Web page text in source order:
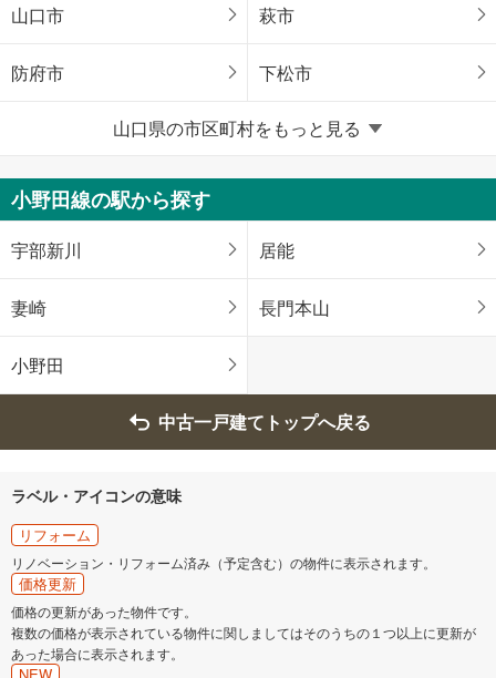
山口市 萩市
防府市 下松市
光市
長門市
美祢市 周南市
山陽小野田市 大島郡周防大島町
熊毛郡平生町
山口県の市区町村をもっと見る
小野田線の駅から探す
宇部新川 居能
妻崎 長門本山
小野田
中古一戸建てトップへ戻る
ラベル・アイコンの意味
リフォーム
リノベーション・リフォーム済み（予定含む）の物件に表示されます。
価格更新
価格の更新があった物件です。
複数の価格が表示されている物件に関しましてはそのうちの１つ以上に更新が
あった場合に表示されます。